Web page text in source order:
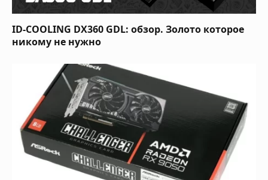
ID-COOLING DX360 GDL: обзор. Золото которое
никому не нужно